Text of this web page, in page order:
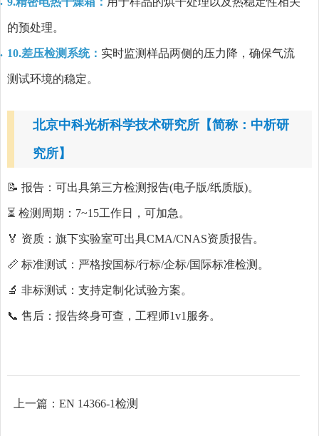
的预处理。
10.差压检测系统： 实时监测样品两侧的压力降，确保气流
测试环境的稳定。
北京中科光析科学技术研究所【简称：中析研
究所】
📝 报告：可出具第三方检测报告(电子版/纸质版)。
⏳ 检测周期：7~15工作日，可加急。
🏅 资质：旗下实验室可出具CMA/CNAS资质报告。
📏 标准测试：严格按国标/行标/企标/国际标准检测。
🔬 非标测试：支持定制化试验方案。
📞 售后：报告终身可查，工程师1v1服务。
上一篇： EN 14366-1检测